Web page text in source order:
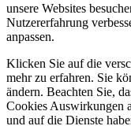
unsere Websites
Nutzererfahrung
anpassen.
Klicken Sie auf die
mehr zu erfahren. Sie
ändern. Beachten Sie,
Cookies Auswirkungen
und auf die Dienste